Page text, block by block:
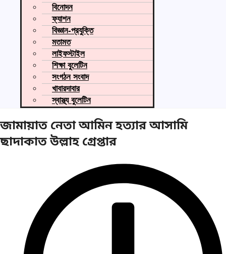
বিনোদন
ফ্যাশন
বিজ্ঞান-প্রযুক্তি
মতামত
লাইফস্টাইল
শিক্ষা বুলেটিন
সংগঠন সংবাদ
খাবারদাবার
স্বাস্থ্য বুলেটিন
জামায়াত নেতা আমিন হত্যার আসামি
ছাদাকাত উল্লাহ গ্রেপ্তার